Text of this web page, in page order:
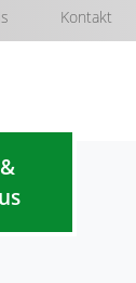
Kontakt